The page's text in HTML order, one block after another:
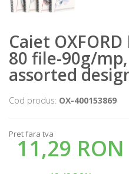
Caiet
80 file-90g/
assorted
Cod produs: OX-400153869
Pret fara tva
11,29 RON